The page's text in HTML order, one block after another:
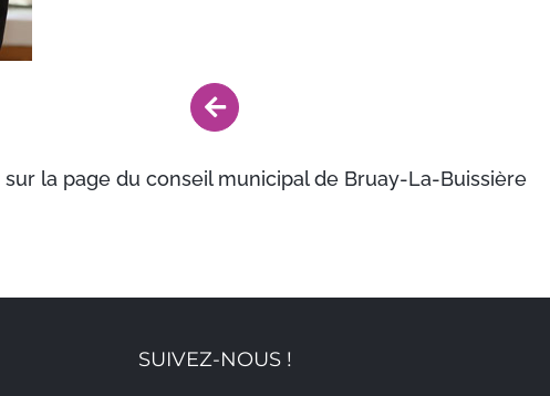
la page du conseil municipal de Bruay-La-Buissière
SUIVEZ-NOUS !